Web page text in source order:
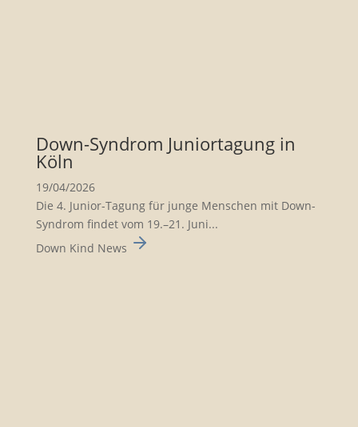
Down-Syndrom Junior­ta­gung in
Köln
19/04/2026
Die 4. Junior-Tagung für junge Menschen mit Down-
Syndrom findet vom 19.–21. Juni...
Down Kind News